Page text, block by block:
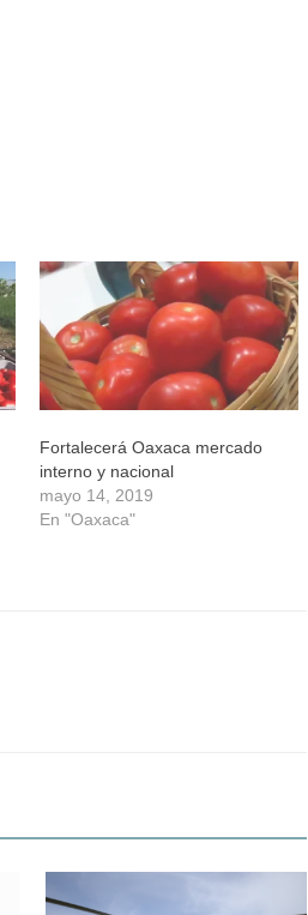
Fortalecerá Oaxaca mercado
interno y nacional
mayo 14, 2019
En "Oaxaca"